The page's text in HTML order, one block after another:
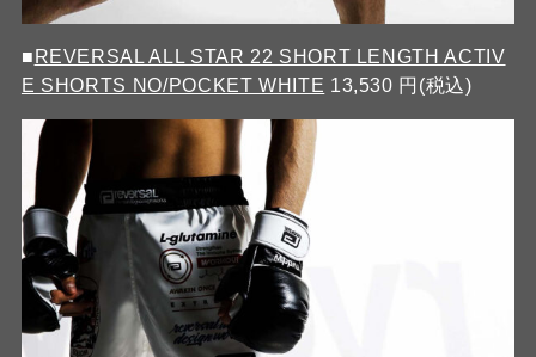
■ REVERSAL ALL STAR 22 SHORT LENGTH ACTIV
E SHORTS NO/POCKET WHITE 13,530 円(税込)